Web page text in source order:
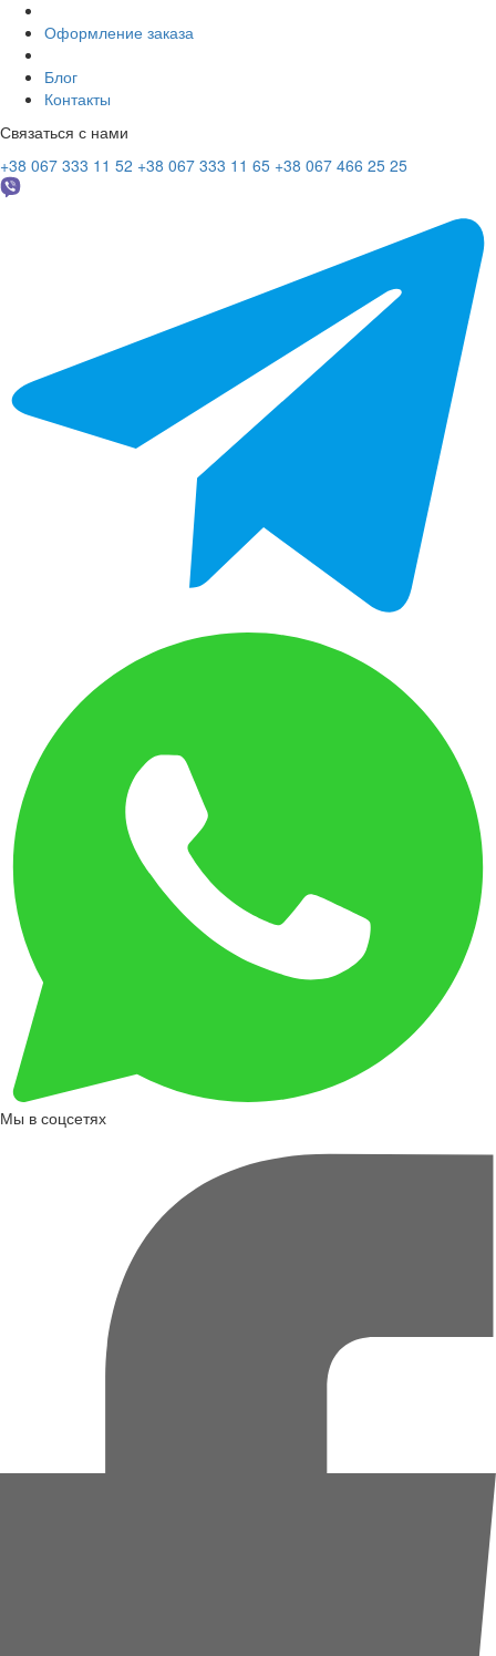
Оформление заказа
Блог
Контакты
Связаться с нами
+38 067 333 11 52 +38 067 333 11 65 +38 067 466 25 25
Мы в соцсетях